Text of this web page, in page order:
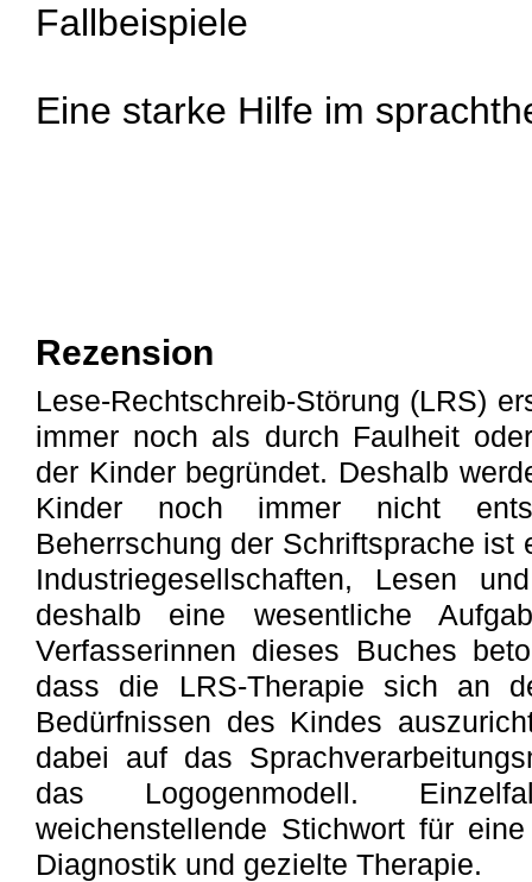
Fallbeispiele
Eine starke Hilfe im
Rezension
Lese-Rechtschreib-Störung (LRS)
immer noch als durch Faulheit
der Kinder begründet. Deshalb
Kinder noch immer nicht
Beherrschung der Schriftsprache
Industriegesellschaften, Lesen
deshalb eine wesentliche
Verfasserinnen dieses Buches
dass die LRS-Therapie sich an
Bedürfnissen des Kindes
dabei auf das
das Logogenmodell.
weichenstellende Stichwort für
Diagnostik und gezielte Therapie.